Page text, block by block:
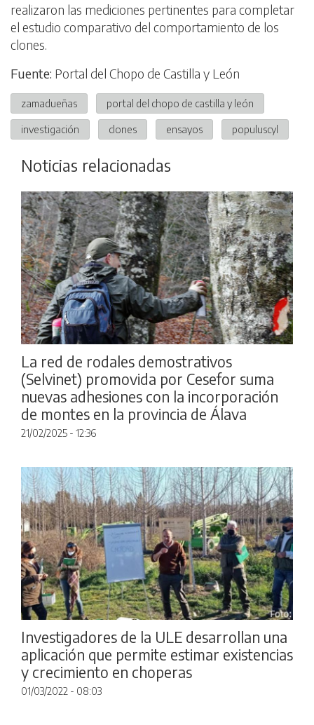
realizaron las mediciones pertinentes para completar
el estudio comparativo del comportamiento de los
clones.
Fuente: Portal del Chopo de Castilla y León
zamadueñas portal del chopo de castilla y león
investigación clones ensayos populuscyl
Noticias relacionadas
La red de rodales demostrativos
(Selvinet) promovida por Cesefor suma
nuevas adhesiones con la incorporación
de montes en la provincia de Álava
21/02/2025 - 12:36
Investigadores de la ULE desarrollan una
aplicación que permite estimar existencias
y crecimiento en choperas
01/03/2022 - 08:03